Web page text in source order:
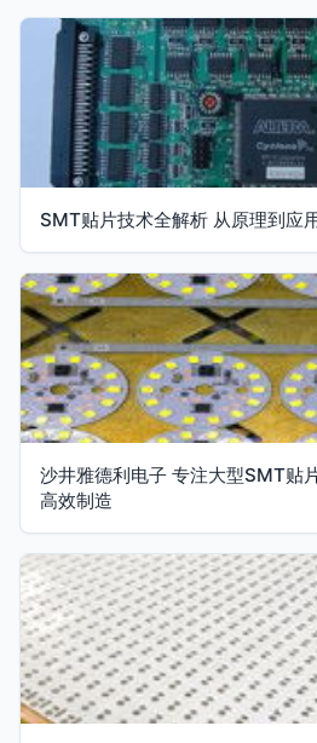
SMT贴片技术全解析 从原理到应
沙井雅德利电子 专注大型SMT贴
高效制造